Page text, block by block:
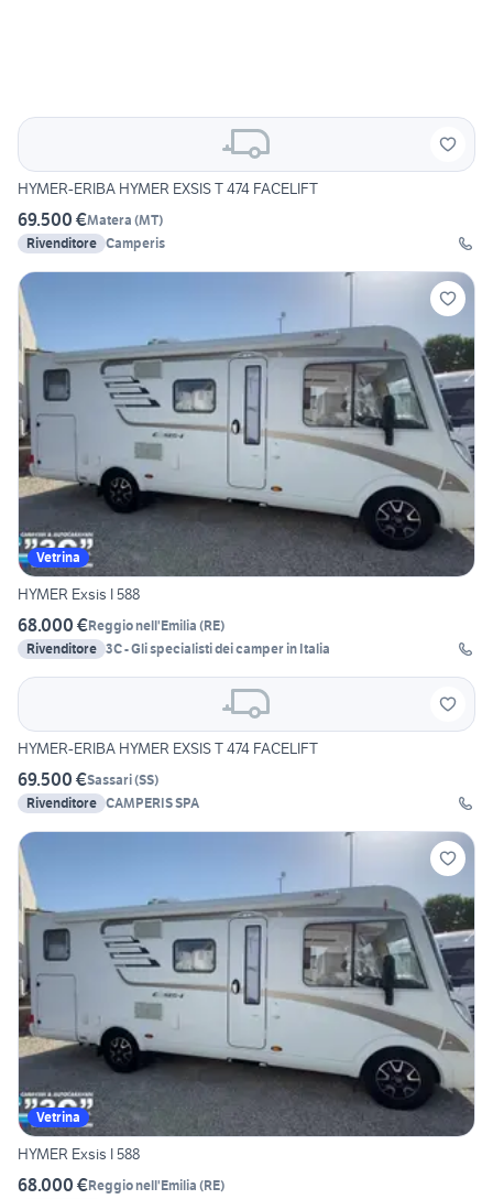
HYMER-ERIBA HYMER EXSIS T 474 FACELIFT
69.500 €Matera (MT)
Rivenditore Camperis
Vetrina
HYMER Exsis I 588
68.000 €Reggio nell'Emilia (RE)
Rivenditore 3C - Gli specialisti dei camper in Italia
HYMER-ERIBA HYMER EXSIS T 474 FACELIFT
69.500 €Sassari(SS)
Rivenditore CAMPERIS SPA
Vetrina
HYMER Exsis I 588
68.000 €Reggio nell'Emilia (RE)